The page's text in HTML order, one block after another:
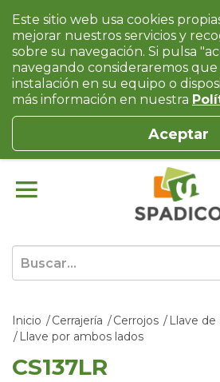
Inicio Cerrajería Cerrojos
Llave
Llave por ambos lados
CS137LR
Este sitio web usa cookies
mejorar nuestros servicios y
sobre su navegación. Si pulsa
navegando consideraremos
instalación en su equipo o
más información en nuestra
Aceptar